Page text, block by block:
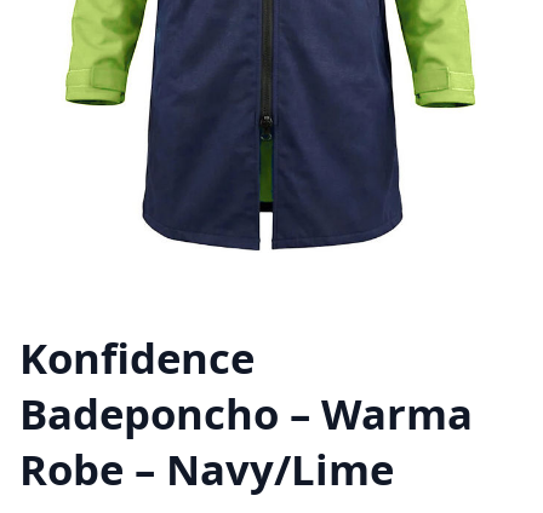
Konfidence
Badeponcho – Warma
Robe – Navy/Lime